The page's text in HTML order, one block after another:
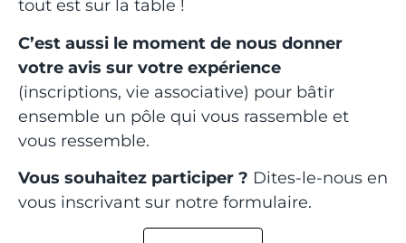
tout est sur la table !
C’est aussi le moment de nous donner
votre avis sur votre expérience
(inscriptions, vie associative) pour bâtir
ensemble un pôle qui vous rassemble et
vous ressemble.
Vous souhaitez participer ? Dites-le-nous en
vous inscrivant sur notre formulaire.